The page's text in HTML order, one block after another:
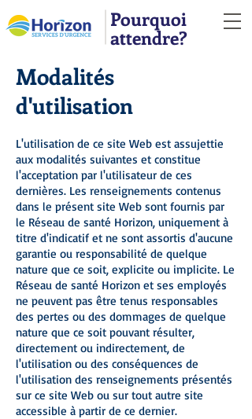
Pourquoi
attendre?
Modalités
d'utilisation
L'utilisation de ce site Web est assujettie
aux modalités suivantes et constitue
l'acceptation par l'utilisateur de ces
dernières. Les renseignements contenus
dans le présent site Web sont fournis par
le Réseau de santé Horizon, uniquement à
titre d'indicatif et ne sont assortis d'aucune
garantie ou responsabilité de quelque
nature que ce soit, explicite ou implicite. Le
Réseau de santé Horizon et ses employés
ne peuvent pas être tenus responsables
des pertes ou des dommages de quelque
nature que ce soit pouvant résulter,
directement ou indirectement, de
l'utilisation ou des conséquences de
l'utilisation des renseignements présentés
sur ce site Web ou sur tout autre site
accessible à partir de ce dernier.